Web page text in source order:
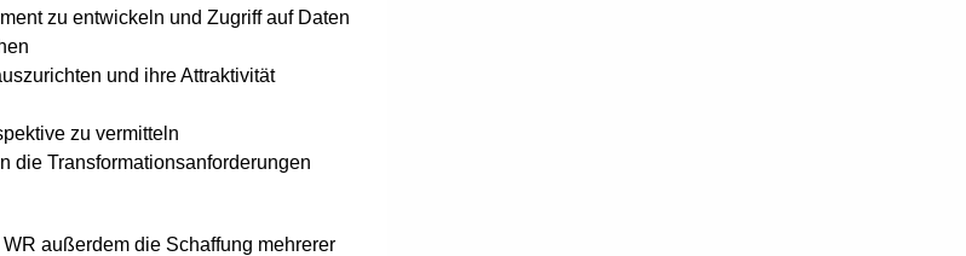
zu entwickeln und Zugriff auf Daten
und ihre Attraktivität
zu vermitteln
die Transformationsanforderungen
WR außerdem die Schaffung mehrerer